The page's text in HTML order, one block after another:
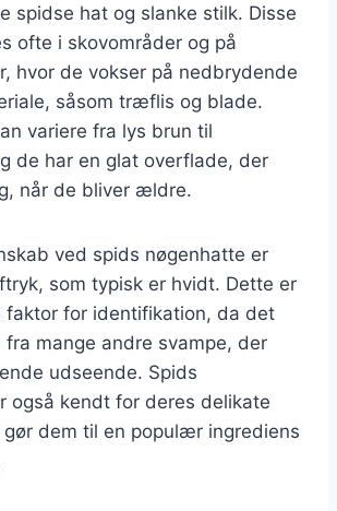
spidse hat og slanke stilk. Disse
ofte i skovområder og på
hvor de vokser på nedbrydende
såsom træflis og blade.
variere fra lys brun til
de har en glat overflade, der
når de bliver ældre.
ved spids nøgenhatte er
som typisk er hvidt. Dette er
faktor for identifikation, da det
fra mange andre svampe, der
udseende. Spids
også kendt for deres delikate
gør dem til en populær ingrediens